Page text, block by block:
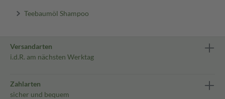
Teebaumöl Shampoo
Versandarten
i.d.R. am nächsten Werktag
Zahlarten
sicher und bequem